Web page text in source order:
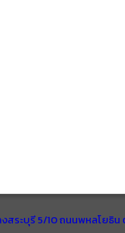
สระบุรี 5/10 ถนนพหลโยธิ